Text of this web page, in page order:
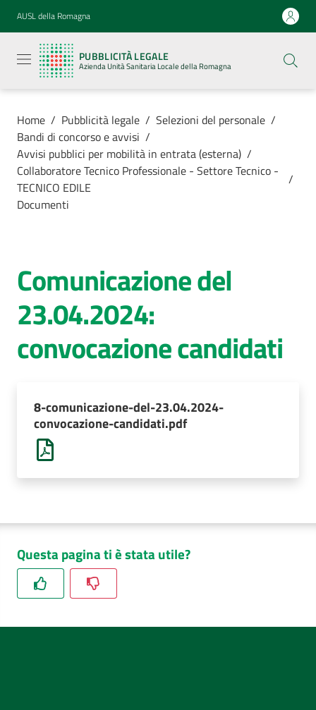
Vai al contenuto
Vai alla navigazione
Vai al footer
AUSL della Romagna
PUBBLICITÀ LEGALE
Azienda Unità Sanitaria Locale della Romagna
legale
Azienda
Unità
Locale della
Azienda
Luoghi di
cura
Comunica
Home / Pubblicità legale / Selezioni del personale /
Bandi di concorso e avvisi /
Avvisi pubblici per mobilità in entrata (esterna) /
Collaboratore Tecnico Professionale - Settore Tecnico -
TECNICO EDILE
/
Documenti
Comunicazione del
23.04.2024:
convocazione candidati
8-comunicazione-del-23.04.2024-
convocazione-candidati.pdf
Questa pagina ti è stata utile?